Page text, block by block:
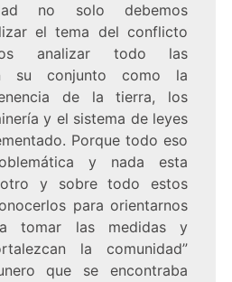
no solo debemos
el tema del conflicto
analizar todo las
su conjunto como la
de la tierra, los
y el sistema de leyes
Porque todo eso
y nada esta
y sobre todo estos
para orientarnos
tomar las medidas y
la comunidad”
que se encontraba